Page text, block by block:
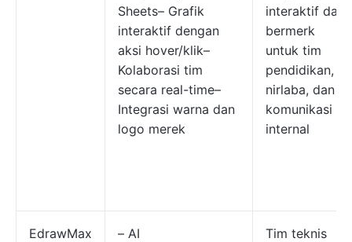
Sheets– Grafik
interaktif dengan
aksi hover/klik–
Kolaborasi tim
secara real-time–
Integrasi warna dan
logo merek
interaktif dan
bermerk
untuk tim
pendidikan,
nirlaba, dan
komunikasi
internal
EdrawMax
– AI
Tim teknis